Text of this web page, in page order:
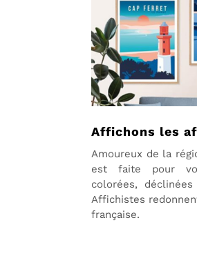
Affichons les
Amoureux de la
est faite pour
colorées,
Affichistes
française.